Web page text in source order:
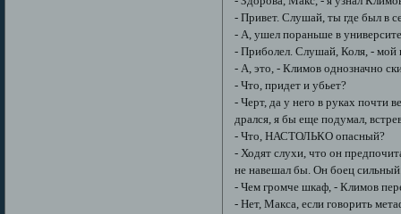
- Привет. Слушай, ты где был в
- А, ушел пораньше в
- Приболел. Слушай, Коля, - мой
- А, это, - Климов однозначно
- Что, придет и убьет?
- Черт, да у него в руках почти
дрался, я бы еще подумал,
- Что, НАСТОЛЬКО опасный?
- Ходят слухи, что он
не навешал бы. Он боец
- Чем громче шкаф, - Климов
- Нет, Макса, если говорить